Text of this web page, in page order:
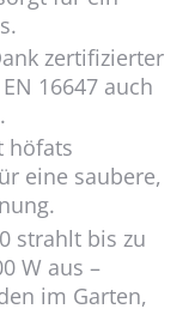
zertifizierter
16647 auch
höfats
eine saubere,
strahlt bis zu
W aus –
im Garten,